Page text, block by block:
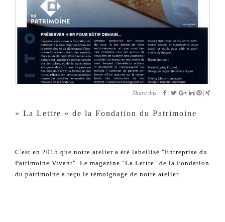
Share this : |
« La Lettre » de la Fondation du Patrimoine
C'est en 2015 que notre atelier a été labellisé "Entreprise du
Patrimoine Vivant". Le magazine "La Lettre" de la Fondation
du patrimoine a reçu le témoignage de notre atelier.